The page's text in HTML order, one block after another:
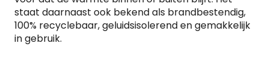
staat daarnaast ook bekend als brandbestendig,
100% recyclebaar, geluidsisolerend en gemakkelijk
in gebruik.